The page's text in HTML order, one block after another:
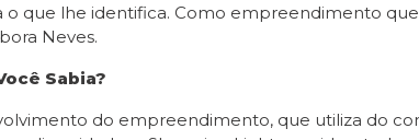
o que lhe identifica. Como empreendimento
Neves.
Sabia?
do empreendimento, que utiliza do